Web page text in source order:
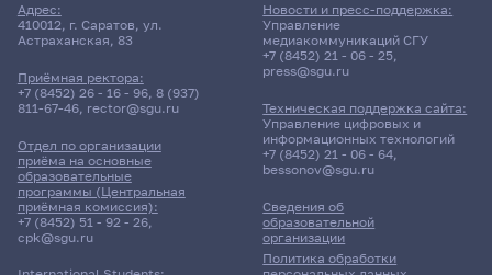
Адрес:
410012, г. Саратов, ул.
Астраханская, 83
Приёмная ректора:
+7 (8452) 26 - 16 - 96, 8 (937)
811-67-46, rector@sgu.ru
Отдел по организации
приёма на основные
образовательные
программы (Центральная
приёмная комиссия):
+7 (8452) 51 - 92 - 26,
cpk@sgu.ru
Сведения об
образовательной
организации
Политика обработки
Новости и пресс-поддержка:
Управление
медиакоммуникаций СГУ
+7 (8452) 21 - 06 - 25,
press@sgu.ru
Техническая поддержка сайта:
Управление цифровых и
информационных технологий
+7 (8452) 21 - 06 - 64,
bessonov@sgu.ru